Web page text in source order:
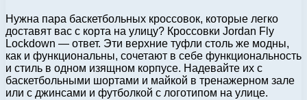
Нужна пара баскетбольных кроссовок, которые легко
доставят вас с корта на улицу? Кроссовки Jordan Fly
Lockdown — ответ. Эти верхние туфли столь же модны,
как и функциональны, сочетают в себе функциональность
и стиль в одном изящном корпусе. Надевайте их с
баскетбольными шортами и майкой в ​​тренажерном зале
или с джинсами и футболкой с логотипом на улице.